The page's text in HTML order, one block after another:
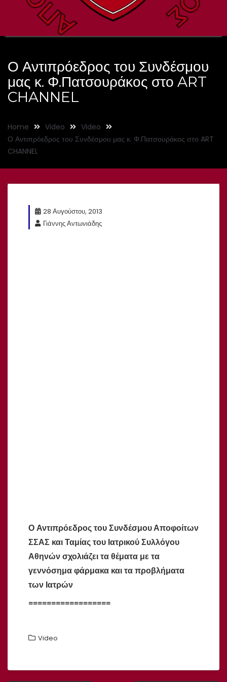
Ο Αντιπρόεδρος του Συνδέσμου
μας κ. Φ.Πατσουράκος στο ART
CHANNEL
Home Video
Video
Ο Αντιπρόεδρος του Συνδέσμου μας κ. Φ.Πατσουράκος στο ART
CHANNEL
28 Αυγούστου, 2013
Γιάννης Αντωνιάδης
O Αντιπρόεδρος του Συνδέσμου Αποφοίτων
ΣΣΑΣ και Ταμίας του Ιατρικού Συλλόγου
Αθηνών σχολιάζει τα θέματα με τα
γεννόσημα φάρμακα και τα προβλήματα
των Ιατρών
==================
Video